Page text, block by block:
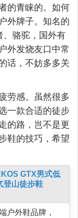
的青睐的。如何
外牌子。知名的
、骆驼，国外有
外发烧友口中常
话，不妨多多关
劳感。虽然很多
一款合适的徒步
的路，岂不是更
鞋的技巧，希望
GTX男式低
登山徒步鞋
户外鞋品牌，